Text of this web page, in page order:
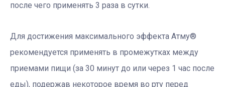
после чего применять 3 раза в сутки.
Для достижения максимального эффекта Атму®
рекомендуется применять в промежутках между
приемами пищи (за 30 минут до или через 1 час после
еды), подержав некоторое время во рту перед